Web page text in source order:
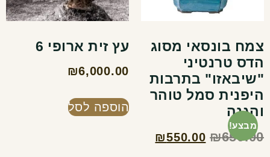
מבצע!
צמח בונסאי מסוג
הדס טרנטיני
"שיבאזו" בתרבות
היפנית סמל טוהר
והגנה
₪650.00
₪550.00
עץ זית ארופי 6
₪6,000.00
הוספה לסל